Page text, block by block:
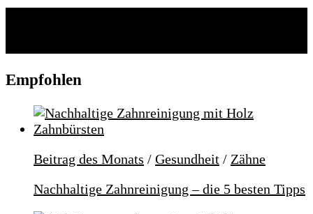
Empfohlen
Beitrag des Monats / Gesundheit / Zähne
Nachhaltige Zahnreinigung – die 5 besten Tipps